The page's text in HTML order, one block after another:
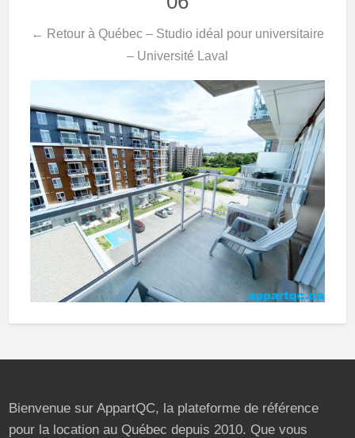
← Retour à Québec – Studio idéal pour universitaire
– Université Laval
Bienvenue sur AppartQC, la plateforme de référence
pour la location au Québec depuis 2010. Que vous